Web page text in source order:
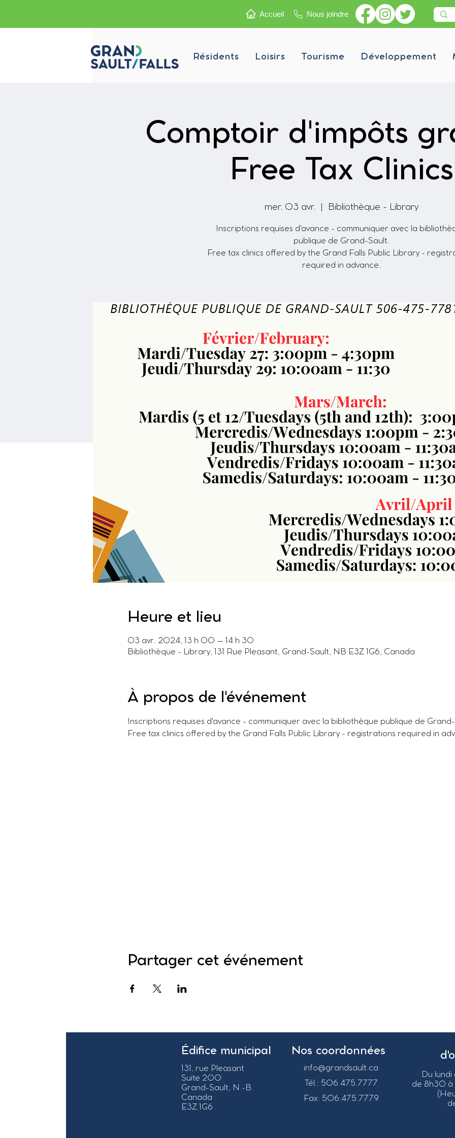
Accueil Nous joindre
Résidents Loisirs Tourisme Développement
Comptoir d'impôts
Free Tax Clinics
mer. 03 avr. Bibliothèque - Library
Inscriptions requises d'avance - communiquer avec la
publique de Grand-Sault.
Free tax clinics offered by the Grand Falls Public Library -
required in advance.
Heure et lieu
03 avr. 2024, 13 h 00 – 14 h 30
Bibliothèque - Library, 131 Rue Pleasant, Grand-Sault, NB E3Z 1G6, Canada
À propos de l'événement
Inscriptions requises d'avance - communiquer avec la bibliothèque publique de
Free tax clinics offered by the Grand Falls Public Library - registrations required in
Partager cet événement
Édifice municipal
131, rue Pleasant
Suite 200
Grand-Sault, N.-B.
Canada
E3Z 1G6
Nos coordonnées
info@grandsault.ca
Tél.: 506.475.7777
Fax: 506.475.7779
Du lundi
de 8h30 à